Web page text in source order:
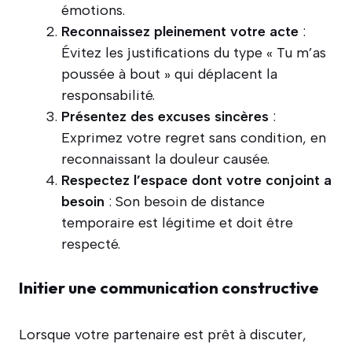
émotions.
Reconnaissez pleinement votre acte :
Évitez les justifications du type « Tu m’as
poussée à bout » qui déplacent la
responsabilité.
Présentez des excuses sincères :
Exprimez votre regret sans condition, en
reconnaissant la douleur causée.
Respectez l’espace dont votre conjoint a
besoin : Son besoin de distance
temporaire est légitime et doit être
respecté.
Initier une communication constructive
Lorsque votre partenaire est prêt à discuter,